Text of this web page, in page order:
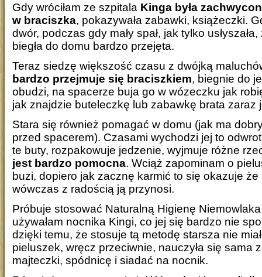
Gdy wróciłam ze szpitala Kinga była
w braciszka, pokazywała zabawki, książeczki.
dwór, podczas gdy mały spał, jak tylko
biegła do domu bardzo przejęta.
Teraz siedzę większość czasu z dwójką
bardzo przejmuje się braciszkiem, biegnie do
obudzi, na spacerze buja go w wózeczku jak
jak znajdzie buteleczkę lub zabawkę brata zaraz
Stara się również pomagać w domu (jak ma
przed spacerem). Czasami wychodzi jej to
te buty, rozpakowuje jedzenie, wyjmuje różne
jest bardzo pomocna. Wciąż zapominam o
buzi, dopiero jak zacznę karmić to się okazuje że
wówczas z radością ją przynosi.
Próbuje stosować Naturalną Higienę
używałam nocnika Kingi, co jej się bardzo nie
dzięki temu, że stosuje tą metodę starsza nie
pieluszek, wręcz przeciwnie, nauczyła się sama
majteczki, spódnicę i siadać na nocnik.